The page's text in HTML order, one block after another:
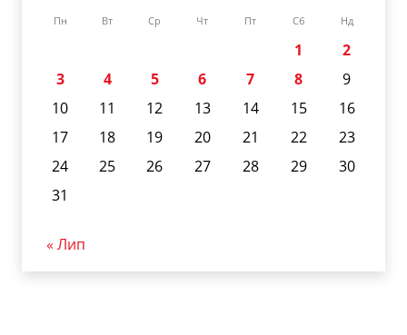
Пн Вт Ср Чт Пт Сб Нд
1
2
3
4 5 6 7 8
9
10
11 12 13 14 15
16
17
18 19 20 21 22
23
24
25 26 27 28 29
30
31
« Лип